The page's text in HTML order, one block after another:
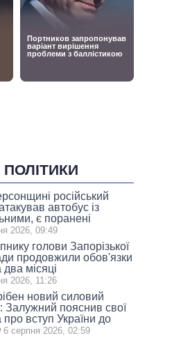
російський
автобус із
є поранені
2026, 09:49
голови Запорізької
продовжили обов'язки
місяці
2026, 11:26
новий силовий
Залужний пояснив свої
про вступ України до
6 серпня 2026, 02:59